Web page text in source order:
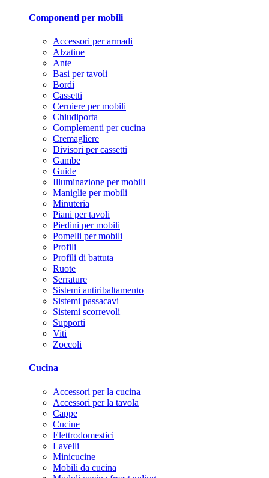
Componenti per mobili
Accessori per armadi
Alzatine
Ante
Basi per tavoli
Bordi
Cassetti
Cerniere per mobili
Chiudiporta
Complementi per cucina
Cremagliere
Divisori per cassetti
Gambe
Guide
Illuminazione per mobili
Maniglie per mobili
Minuteria
Piani per tavoli
Piedini per mobili
Pomelli per mobili
Profili
Profili di battuta
Ruote
Serrature
Sistemi antiribaltamento
Sistemi passacavi
Sistemi scorrevoli
Supporti
Viti
Zoccoli
Cucina
Accessori per la cucina
Accessori per la tavola
Cappe
Cucine
Elettrodomestici
Lavelli
Minicucine
Mobili da cucina